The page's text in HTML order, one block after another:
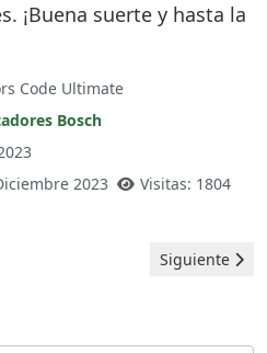
¡Buena suerte y hasta la
Code Ultimate
Bosch
2023
Visitas: 1804
- error E0 Artículo
Siguiente